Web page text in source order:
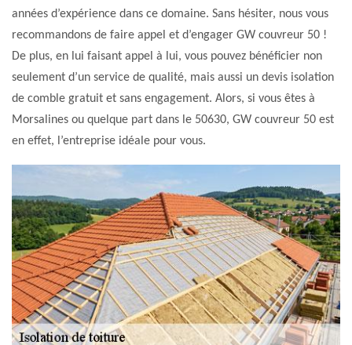
années d’expérience dans ce domaine. Sans hésiter, nous vous
recommandons de faire appel et d’engager GW couvreur 50 !
De plus, en lui faisant appel à lui, vous pouvez bénéficier non
seulement d’un service de qualité, mais aussi un devis isolation
de comble gratuit et sans engagement. Alors, si vous êtes à
Morsalines ou quelque part dans le 50630, GW couvreur 50 est
en effet, l’entreprise idéale pour vous.